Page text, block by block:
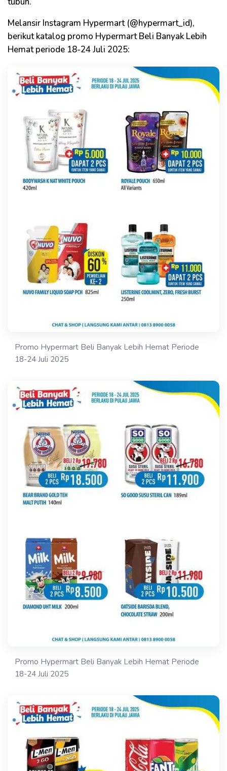
Melansir Instagram Hypermart (@hypermart_id),
berikut katalog promo Hypermart Beli Banyak Lebih
Hemat periode 18-24 Juli 2025:
Promo Hypermart Beli Banyak Lebih Hemat Periode
18-24 Juli 2025
Promo Hypermart Beli Banyak Lebih Hemat Periode
18-24 Juli 2025